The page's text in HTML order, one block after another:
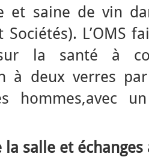
et saine de vin
Sociétés). L’OMS
la santé à
à deux verres
hommes,avec
la salle et